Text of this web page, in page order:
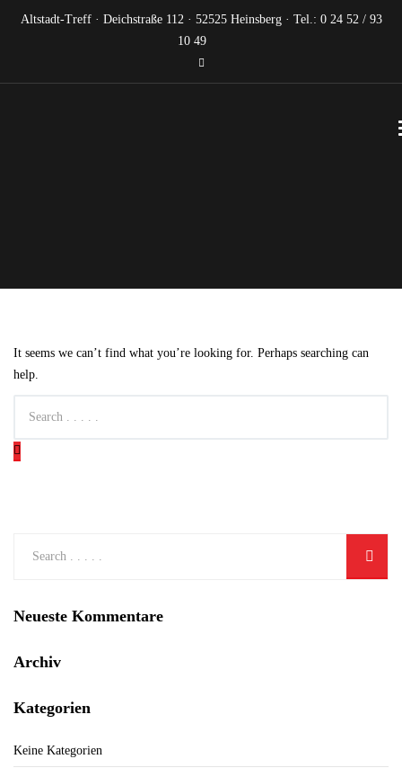
Altstadt-Treff · Deichstraße 112 · 52525 Heinsberg · Tel.: 0 24 52 / 93
10 49
It seems we can’t find what you’re looking for. Perhaps searching can
help.
Neueste Kommentare
Archiv
Kategorien
Keine Kategorien